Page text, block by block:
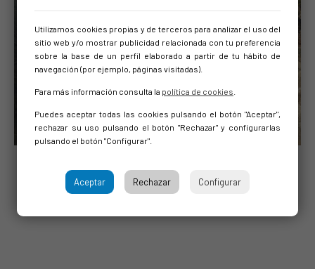
Excavaciones, cimentación y
urbanización
ANTERIOR
Utilizamos cookies propias y de terceros para analizar el uso del
sitio web y/o mostrar publicidad relacionada con tu preferencia
sobre la base de un perfil elaborado a partir de tu hábito de
navegación (por ejemplo, páginas visitadas).
Para más información consulta la política de cookies
Puedes aceptar todas las cookies pulsando el botón "Aceptar",
rechazar su uso pulsando el botón "Rechazar" y configurarlas
pulsando el botón "Configurar".
Aceptar Rechazar Configurar